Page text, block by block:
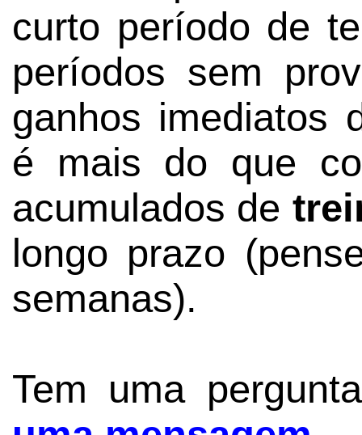
curto período de
períodos sem
ganhos imediatos
é mais do que
acumulados de
longo prazo
semanas).
Tem uma